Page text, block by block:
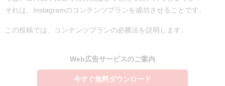
それは、Instagramのコンテンツプランを成功させることです。
この投稿では、コンテンツプランの必勝法を説明します。
Web広告サービスのご案内
今すぐ無料ダウンロード